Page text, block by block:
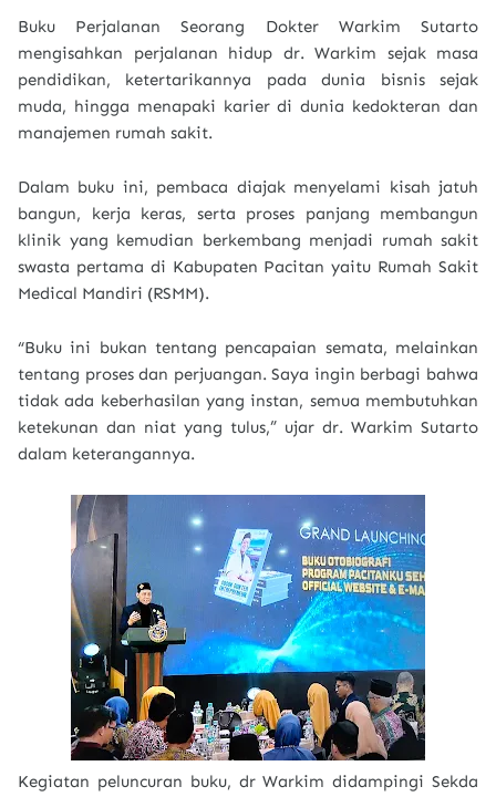
Buku Perjalanan Seorang Dokter Warkim Sutarto
mengisahkan perjalanan hidup dr. Warkim sejak masa
pendidikan, ketertarikannya pada dunia bisnis sejak
muda, hingga menapaki karier di dunia kedokteran dan
manajemen rumah sakit.
Dalam buku ini, pembaca diajak menyelami kisah jatuh
bangun, kerja keras, serta proses panjang membangun
klinik yang kemudian berkembang menjadi rumah sakit
swasta pertama di Kabupaten Pacitan yaitu Rumah Sakit
Medical Mandiri (RSMM).
“Buku ini bukan tentang pencapaian semata, melainkan
tentang proses dan perjuangan. Saya ingin berbagi bahwa
tidak ada keberhasilan yang instan, semua membutuhkan
ketekunan dan niat yang tulus,” ujar dr. Warkim Sutarto
dalam keterangannya.
Kegiatan peluncuran buku, dr Warkim didampingi Sekda